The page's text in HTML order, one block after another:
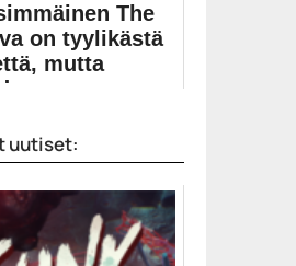
The
on tyylikästä
mutta
uutiset: